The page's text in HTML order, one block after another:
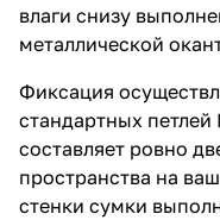
влаги снизу
металлической
Фиксация
стандартных
составляет ровно
пространства на
стенки сумки